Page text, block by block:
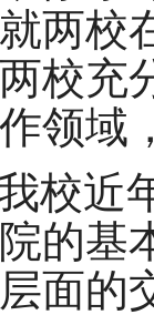
两校
校充
领域
校近
的基
面的